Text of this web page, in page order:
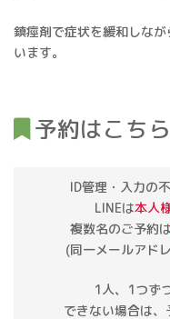
鎮痙剤で症状を緩和しな
います。
予約はこちら
ID管理・入力の
LINEは本人
複数名のご予約は
(同一メールアド
1人、1つず
できない場合は